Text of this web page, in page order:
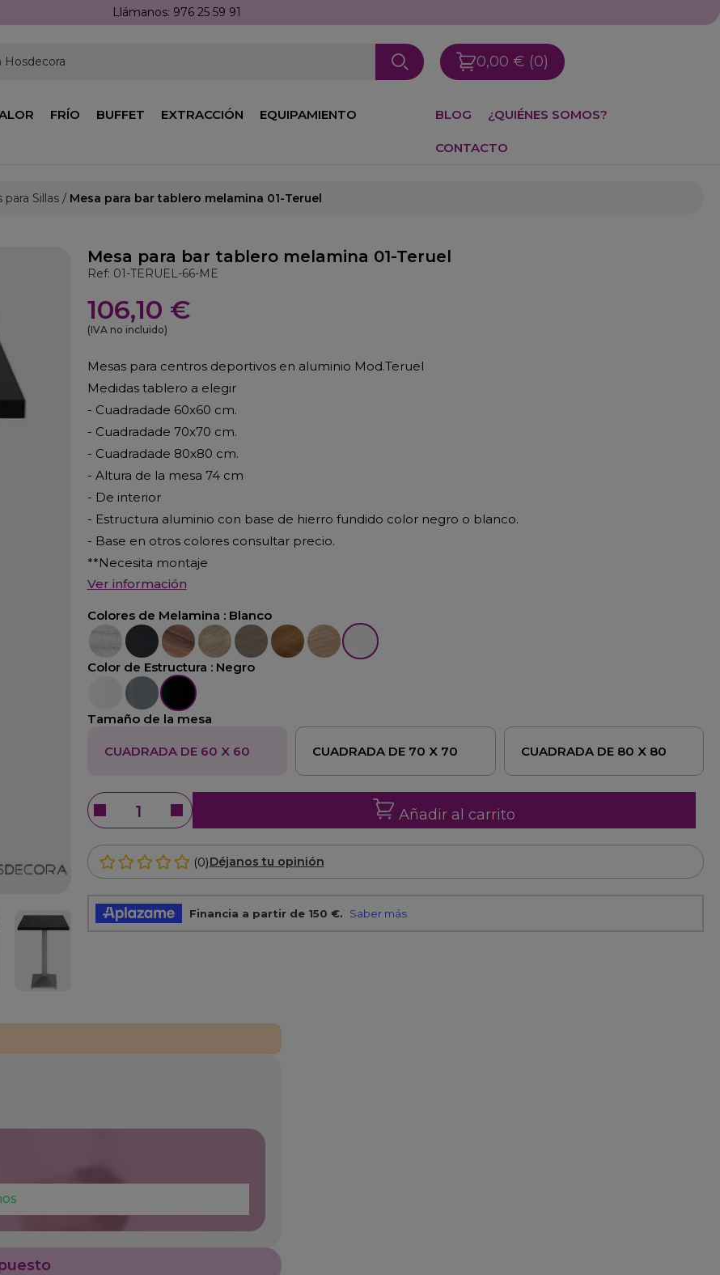
Llámanos: 976 25 59 91
Hosdecora 0,00 € (0)
FRÍO BUFFET EXTRACCIÓN EQUIPAMIENTO BLOG ¿QUIÉNES SOMOS?
CONTACTO
para Sillas Mesa para bar tablero melamina 01-Teruel
Mesa para bar tablero melamina 01-Teruel
Ref: 01-TERUEL-66-ME
106,10 €
(IVA no incluido)
Mesas para centros deportivos en aluminio Mod.Teruel
Medidas tablero a elegir
- Cuadradade 60x60 cm.
- Cuadradade 70x70 cm.
- Cuadradade 80x80 cm.
- Altura de la mesa 74 cm
- De interior
- Estructura aluminio con base de hierro fundido color negro o blanco.
- Base en otros colores consultar precio.
**Necesita montaje
Ver información
Colores de Melamina : Blanco
FresnoNegroNogal Olmo Roble Nogal Claro
AcaciaBlanco
Color de Estructura : Negro
BlancoAluminioNegro
Tamaño de la mesa
CUADRADA DE 60 X 60 CUADRADA DE 70 X 70 CUADRADA DE 80 X 80
Añadir al carrito
(0)Déjanos tu opinión